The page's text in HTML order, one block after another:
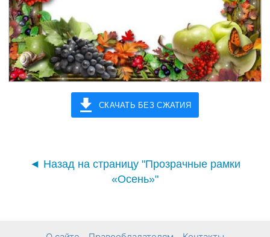
СКАЧАТЬ БЕЗ СЖАТИЯ
◄ Назад на страницу "Прозрачные рамки
«Осень»"